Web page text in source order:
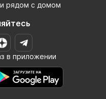
рядом с домом
в приложении